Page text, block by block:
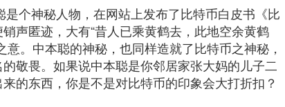
个神秘人物，在网站上发布了比特币白皮书《比
声匿迹，大有“昔人已乘黄鹤去，此地空余黄鹤
。中本聪的神秘，也同样造就了比特币之神秘，
敬畏。如果说中本聪是你邻居家张大妈的儿子二
的东西，你是不是对比特币的印象会大打折扣？